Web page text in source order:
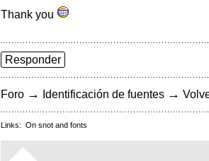
Thank you
Responder
Foro → Identificación de fuentes →
Links: On snot and fonts